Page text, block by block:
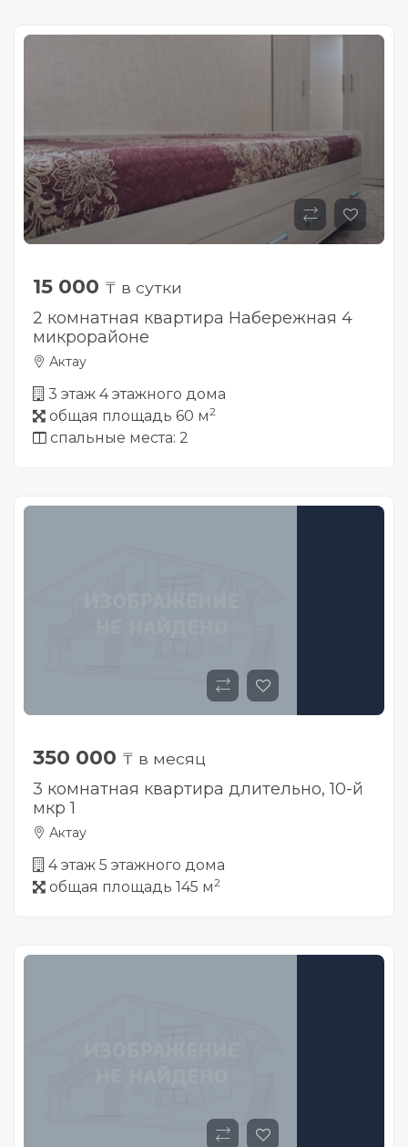
15 000 ₸ в сутки
2 комнатная квартира Набережная 4
микрорайоне
Актау
3 этаж 4 этажного дома
общая площадь 60 м2
спальные места: 2
350 000 ₸ в месяц
3 комнатная квартира длительно, 10-й
мкр 1
Актау
4 этаж 5 этажного дома
общая площадь 145 м2